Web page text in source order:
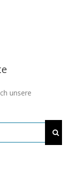
unsere